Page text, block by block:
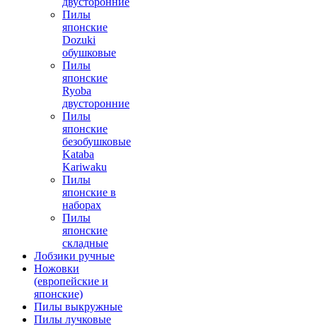
Пилы
японские
Dozuki
обушковые
Пилы
японские
Ryoba
двусторонние
Пилы
японские
безобушковые
Kataba
Kariwaku
Пилы
японские в
наборах
Пилы
японские
складные
Лобзики ручные
Ножовки
(европейские и
японские)
Пилы выкружные
Пилы лучковые